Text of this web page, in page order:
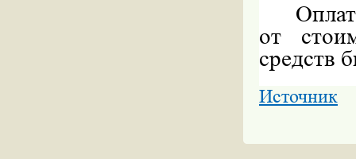
от
средств
Источник